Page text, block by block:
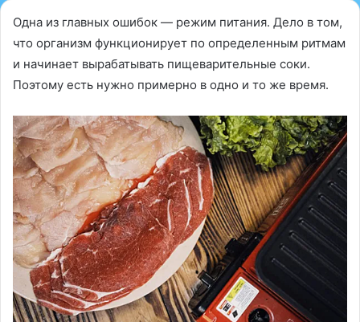
Одна из главных ошибок — режим питания. Дело в том,
что организм функционирует по определенным ритмам
и начинает вырабатывать пищеварительные соки.
Поэтому есть нужно примерно в одно и то же время.